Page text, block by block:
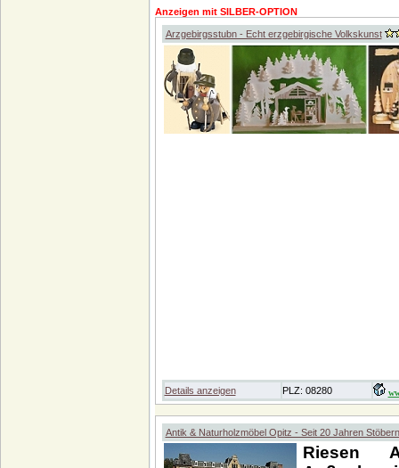
Anzeigen mit SILBER-OPTION
Arzgebirgsstubn - Echt erzgebirgische Volkskunst
Details anzeigen PLZ: 08280
Antik & Naturholzmöbel Opitz - Seit 20 Jahren
Riesen